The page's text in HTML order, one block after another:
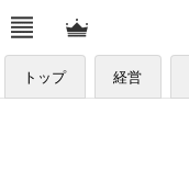
トップ 経営